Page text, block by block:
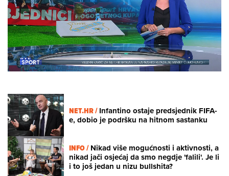
Unmute /
Loaded:
11.67%
NET.HR /Infantino ostaje predsjednik FIFA-
e, dobio je podršku na hitnom sastanku
INFO /Nikad više mogućnosti i aktivnosti, a
nikad jači osjećaj da smo negdje 'falili'. Je li
i to još jedan u nizu bullshita?